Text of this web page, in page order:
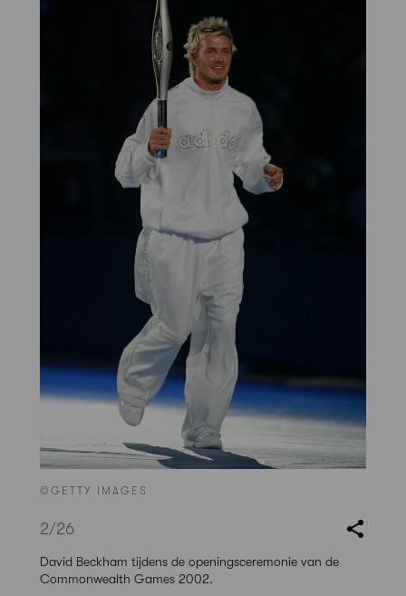
©GETTY IMAGES
2/26
David Beckham tijdens de openingsceremonie van de
Commonwealth Games 2002.